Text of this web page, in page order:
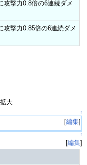
攻撃力0.8倍の6連続ダメ
攻撃力0.85倍の6連続ダメ
大
↑
[編集]
↑
[編集]